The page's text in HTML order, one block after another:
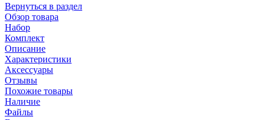
Вернуться в раздел
Обзор товара
Набор
Комплект
Описание
Характеристики
Аксессуары
Отзывы
Похожие товары
Наличие
Файлы